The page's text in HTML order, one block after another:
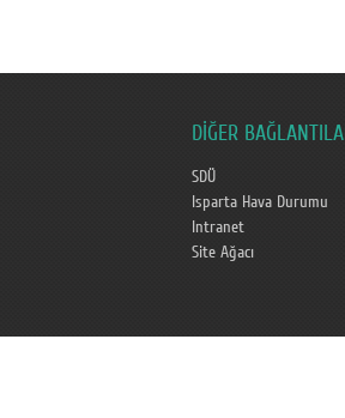
DİĞER
SDÜ
Isparta Hava Durumu
Intranet
Site Ağacı